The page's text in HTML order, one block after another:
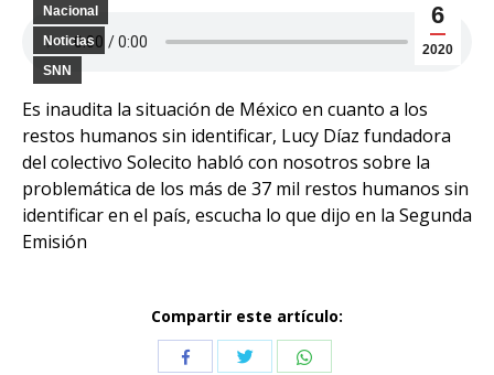
6
2020
Nacional
Noticias
SNN
Es inaudita la situación de México en cuanto a los
restos humanos sin identificar, Lucy Díaz fundadora
del colectivo Solecito habló con nosotros sobre la
problemática de los más de 37 mil restos humanos sin
identificar en el país, escucha lo que dijo en la Segunda
Emisión
Compartir este artículo:
CompartirCompartirCompartir